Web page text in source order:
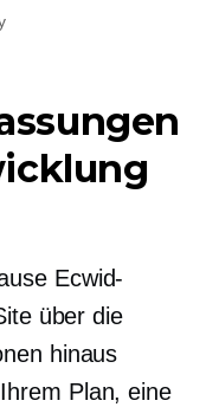
Ecwid-
über die
hinaus
Plan, eine